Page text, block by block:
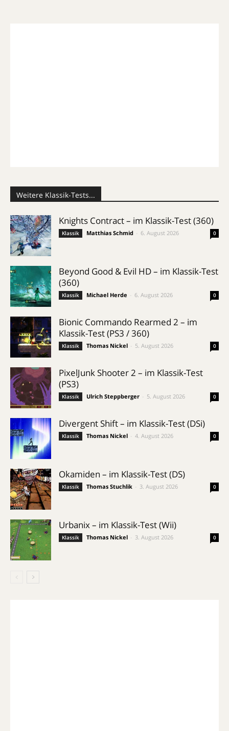
Weitere Klassik-Tests...
Knights Contract – im Klassik-Test (360)
Klassik Matthias Schmid 6. August 2026 0
Beyond Good & Evil HD – im Klassik-Test
(360)
Klassik Michael Herde 6. August 2026 0
Bionic Commando Rearmed 2 – im
Klassik-Test (PS3 / 360)
Klassik Thomas Nickel 5. August 2026 0
PixelJunk Shooter 2 – im Klassik-Test
(PS3)
Klassik Ulrich Steppberger 5. August 2026 0
Divergent Shift – im Klassik-Test (DSi)
Klassik Thomas Nickel 4. August 2026 0
Okamiden – im Klassik-Test (DS)
Klassik Thomas Stuchlik 3. August 2026 0
Urbanix – im Klassik-Test (Wii)
Klassik Thomas Nickel 3. August 2026 0